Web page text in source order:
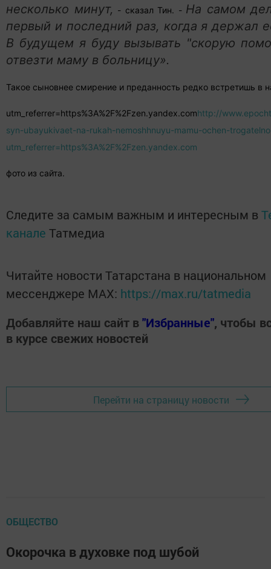
несколько минут, - сказал Тин. - На самом
первый и последний раз, когда я держал
В будущем я буду вызывать "скорую
отвезти маму в больницу».
Такое сыновнее смирение и преданность редко встретишь в
utm_referrer=https%3A%2F%2Fzen.yandex.comhttp://
syn-ubayukivaet-na-rukah-nemoshhnuyu-mamu-ochen-
utm_referrer=https%3A%2F%2Fzen.yandex.com
фото из сайта.
Следите за самым важным и интересным в
канале Татмедиа
Читайте новости Татарстана в национальном
мессенджере MАХ: https://max.ru/tatmedia
Добавляйте наш сайт в"Избранные", чтобы
в курсе свежих новостей
Перейти на страницу новости
ОБЩЕСТВО
Окорочка в духовке под шубой